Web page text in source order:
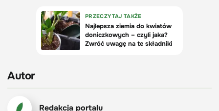
Autor
Redakcja portalu